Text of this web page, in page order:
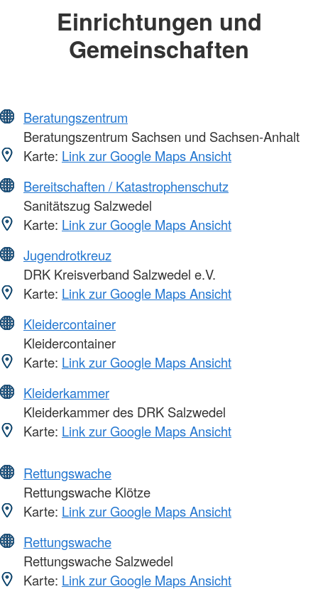
Einrichtungen und
Gemeinschaften
Beratungszentrum
Beratungszentrum Sachsen und Sachsen-Anhalt
Karte: Link zur Google Maps Ansicht
Bereitschaften / Katastrophenschutz
Sanitätszug Salzwedel
Karte: Link zur Google Maps Ansicht
Jugendrotkreuz
DRK Kreisverband Salzwedel e.V.
Karte: Link zur Google Maps Ansicht
Kleidercontainer
Kleidercontainer
Karte: Link zur Google Maps Ansicht
Kleiderkammer
Kleiderkammer des DRK Salzwedel
Karte: Link zur Google Maps Ansicht
Rettungswache
Rettungswache Klötze
Karte: Link zur Google Maps Ansicht
Rettungswache
Rettungswache Salzwedel
Karte: Link zur Google Maps Ansicht